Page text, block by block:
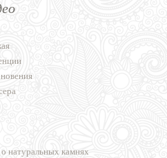
натуральных камнях